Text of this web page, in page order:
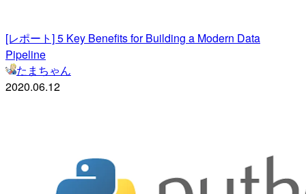
[レポート] 5 Key Benefits for Building a Modern Data
Pipeline
たまちゃん
2020.06.12